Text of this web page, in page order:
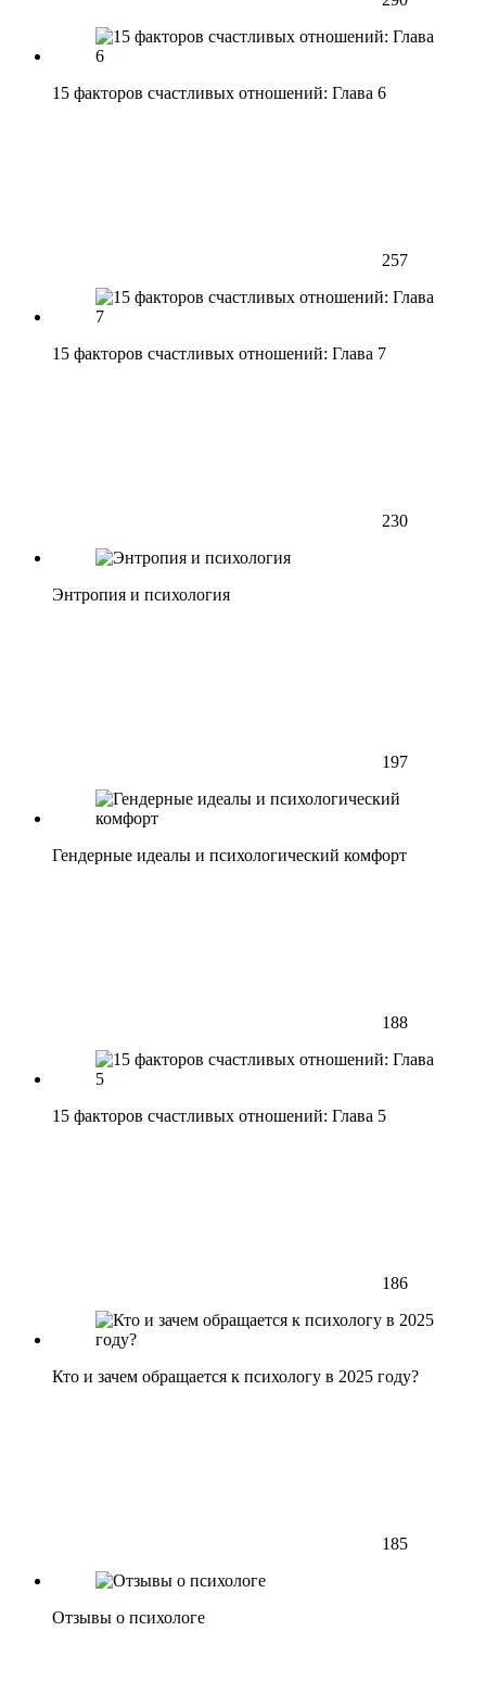
15 факторов счастливых отношений: Глава 6
257
15 факторов счастливых отношений: Глава 7
230
Энтропия и психология
197
Гендерные идеалы и психологический комфорт
188
15 факторов счастливых отношений: Глава 5
186
Кто и зачем обращается к психологу в 2025 году?
185
Отзывы о психологе